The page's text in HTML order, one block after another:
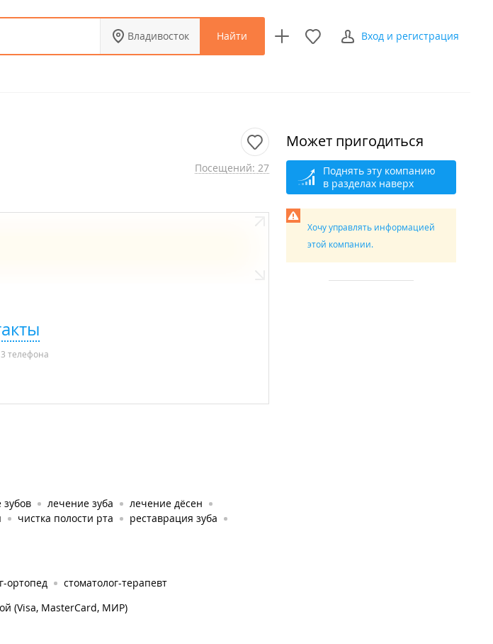
Владивосток Найти Вход и регистрация
Посещений: 27
3 телефона
лечение зуба
лечение дёсен
чистка полости рта
реставрация зуба
ортопед
стоматолог-терапевт
(Visa, MasterCard, МИР)
Может пригодиться
Поднять эту компанию
в разделах наверх
Хочу управлять информацией
этой компании.